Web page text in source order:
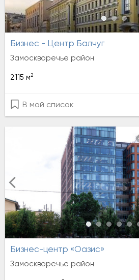
Бизнес - Центр Балчуг
Замоскворечье район
2115 м2
В мой список
Бизнес-центр «Оазис»
Замоскворечье район